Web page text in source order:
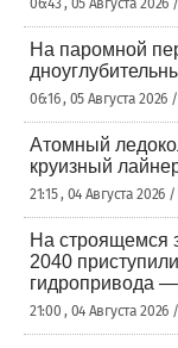
06:43 , 05 Августа 2026
На паромной
06:16 , 05 Августа 2026
Атомный
круизный
21:15 , 04 Августа 2026 /
На строящемся
2040
гидропривода
21:00 , 04 Августа 2026